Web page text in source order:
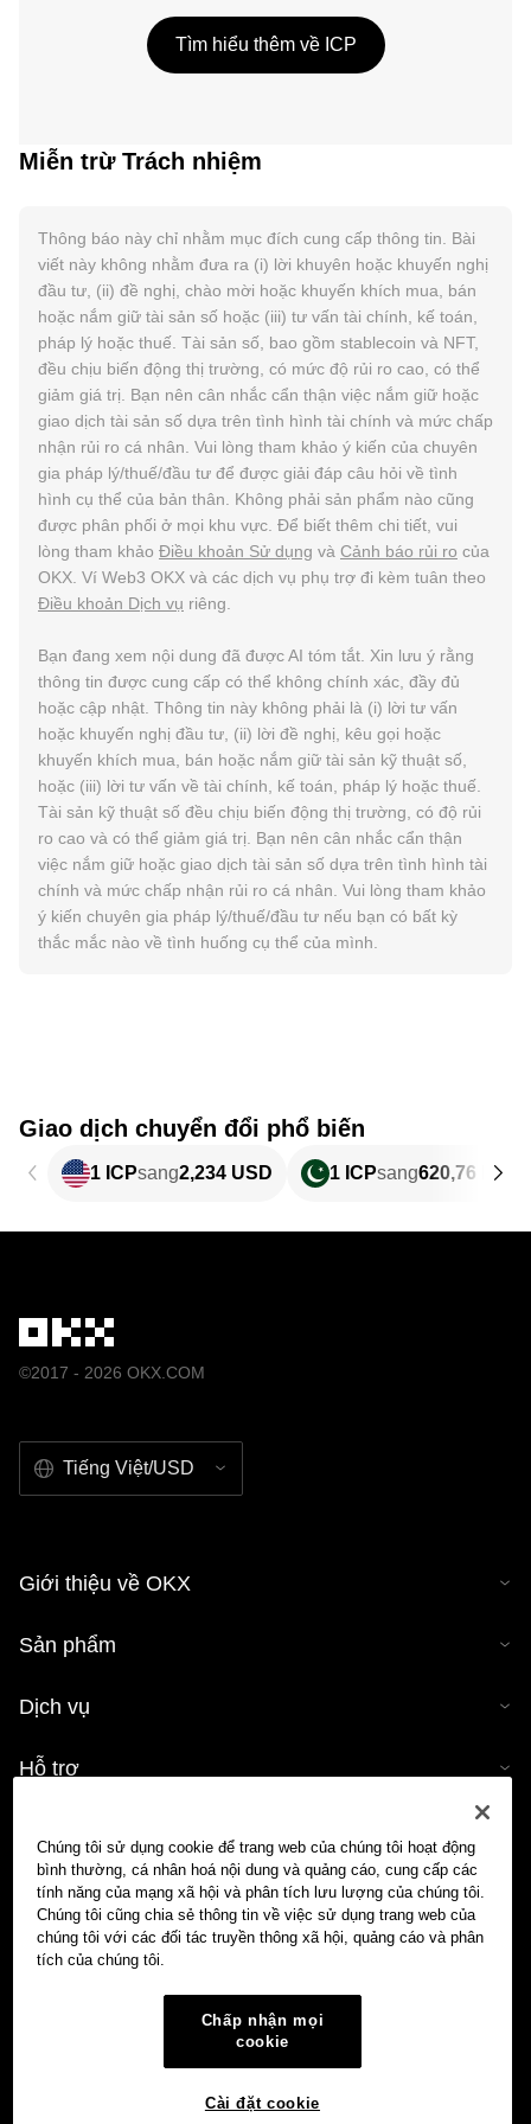
Tìm hiểu thêm về ICP
Miễn trừ Trách nhiệm
Thông báo này chỉ nhằm mục đích cung cấp thông tin. Bài
viết này không nhằm đưa ra (i) lời khuyên hoặc khuyến nghị
đầu tư, (ii) đề nghị, chào mời hoặc khuyến khích mua, bán
hoặc nắm giữ tài sản số hoặc (iii) tư vấn tài chính, kế toán,
pháp lý hoặc thuế. Tài sản số, bao gồm stablecoin và NFT,
đều chịu biến động thị trường, có mức độ rủi ro cao, có thể
giảm giá trị. Bạn nên cân nhắc cẩn thận việc nắm giữ hoặc
giao dịch tài sản số dựa trên tình hình tài chính và mức chấp
nhận rủi ro cá nhân. Vui lòng tham khảo ý kiến của chuyên
gia pháp lý/thuế/đầu tư để được giải đáp câu hỏi về tình
hình cụ thể của bản thân. Không phải sản phẩm nào cũng
được phân phối ở mọi khu vực. Để biết thêm chi tiết, vui
lòng tham khảo Điều khoản Sử dụng và Cảnh báo rủi ro của
OKX. Ví Web3 OKX và các dịch vụ phụ trợ đi kèm tuân theo
Điều khoản Dịch vụ riêng.
Bạn đang xem nội dung đã được AI tóm tắt. Xin lưu ý rằng
thông tin được cung cấp có thể không chính xác, đầy đủ
hoặc cập nhật. Thông tin này không phải là (i) lời tư vấn
hoặc khuyến nghị đầu tư, (ii) lời đề nghị, kêu gọi hoặc
khuyến khích mua, bán hoặc nắm giữ tài sản kỹ thuật số,
hoặc (iii) lời tư vấn về tài chính, kế toán, pháp lý hoặc thuế.
Tài sản kỹ thuật số đều chịu biến động thị trường, có độ rủi
ro cao và có thể giảm giá trị. Bạn nên cân nhắc cẩn thận
việc nắm giữ hoặc giao dịch tài sản số dựa trên tình hình tài
chính và mức chấp nhận rủi ro cá nhân. Vui lòng tham khảo
ý kiến chuyên gia pháp lý/thuế/đầu tư nếu bạn có bất kỳ
thắc mắc nào về tình huống cụ thể của mình.
Giao dịch chuyển đổi phổ biến
1 ICPsang2,234 USD 1 ICPsang620,76 PKR
©2017 - 2026 OKX.COM
Tiếng Việt/USD
Giới thiệu về OKX
Sản phẩm
Dịch vụ
Hỗ trợ
Công cụ tính tiền mã hóa
Giao dịch
Chúng tôi sử dụng cookie để trang web của chúng tôi hoạt động
bình thường, cá nhân hoá nội dung và quảng cáo, cung cấp các
tính năng của mạng xã hội và phân tích lưu lượng của chúng tôi.
Chúng tôi cũng chia sẻ thông tin về việc sử dụng trang web của
chúng tôi với các đối tác truyền thông xã hội, quảng cáo và phân
tích của chúng tôi.
Chấp nhận mọi
cookie
Cài đặt cookie